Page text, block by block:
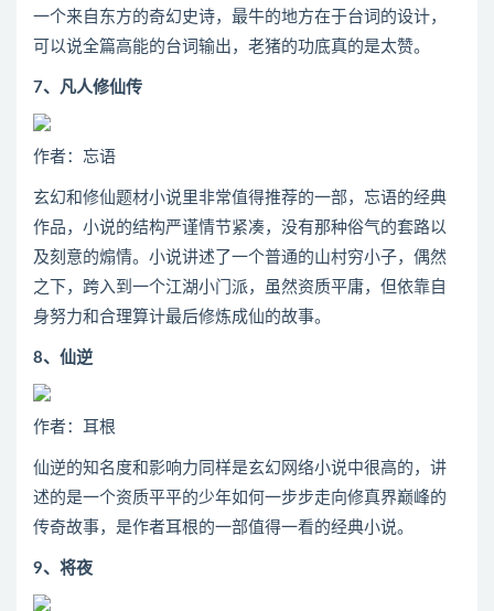
一个来自东方的奇幻史诗，最牛的地方在于台词的设计，
可以说全篇高能的台词输出，老猪的功底真的是太赞。
7、凡人修仙传
作者：忘语
玄幻和修仙题材小说里非常值得推荐的一部，忘语的经典
作品，小说的结构严谨情节紧凑，没有那种俗气的套路以
及刻意的煽情。小说讲述了一个普通的山村穷小子，偶然
之下，跨入到一个江湖小门派，虽然资质平庸，但依靠自
身努力和合理算计最后修炼成仙的故事。
8、仙逆
作者：耳根
仙逆的知名度和影响力同样是玄幻网络小说中很高的，讲
述的是一个资质平平的少年如何一步步走向修真界巅峰的
传奇故事，是作者耳根的一部值得一看的经典小说。
9、将夜